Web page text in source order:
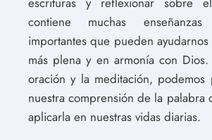
contiene muchas
importantes que pueden
más plena y en armonía con
oración y la meditación, podemos
nuestra comprensión de la palabra
aplicarla en nuestras vidas diarias.